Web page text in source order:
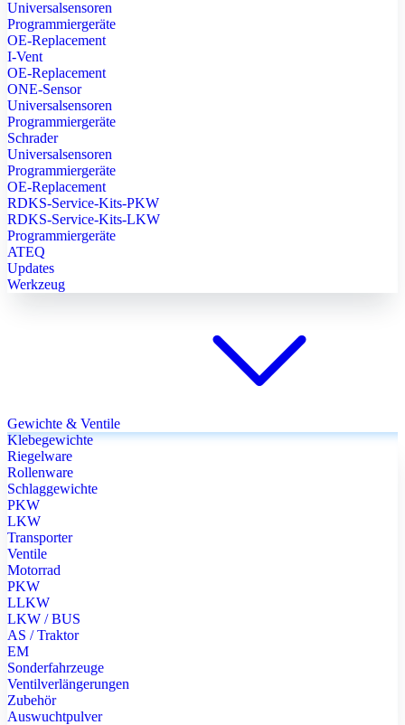
Universalsensoren
Programmiergeräte
OE-Replacement
I-Vent
OE-Replacement
ONE-Sensor
Universalsensoren
Programmiergeräte
Schrader
Universalsensoren
Programmiergeräte
OE-Replacement
RDKS-Service-Kits-PKW
RDKS-Service-Kits-LKW
Programmiergeräte
ATEQ
Updates
Werkzeug
Gewichte & Ventile
Klebegewichte
Riegelware
Rollenware
Schlaggewichte
PKW
LKW
Transporter
Ventile
Motorrad
PKW
LLKW
LKW / BUS
AS / Traktor
EM
Sonderfahrzeuge
Ventilverlängerungen
Zubehör
Auswuchtpulver